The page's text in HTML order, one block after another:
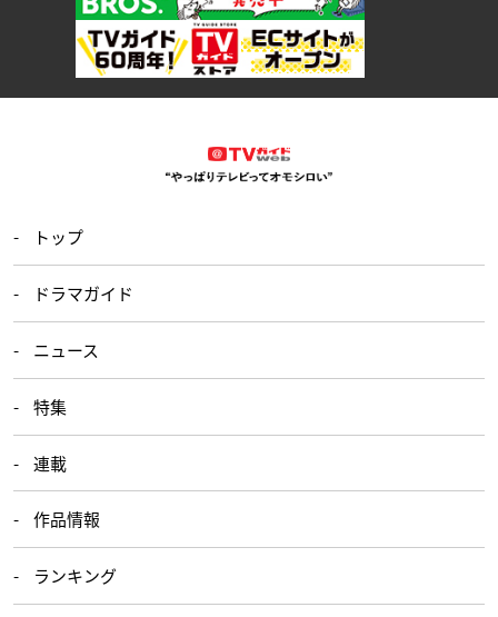
トップ
ドラマガイド
ニュース
特集
連載
作品情報
ランキング